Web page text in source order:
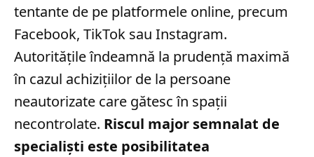
tentante de pe platformele online, precum
Facebook, TikTok sau Instagram.
Autoritățile îndeamnă la prudență maximă
în cazul achizițiilor de la persoane
neautorizate care gătesc în spații
necontrolate. Riscul major semnalat de
specialiști este posibilitatea